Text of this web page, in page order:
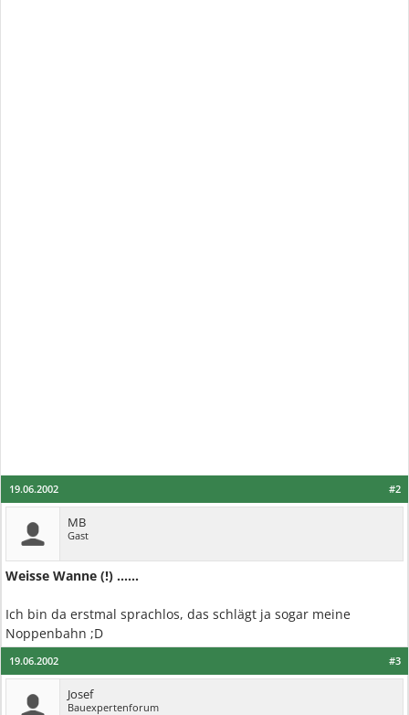
#2
19.06.2002
MB
Gast
Weisse Wanne (!) ......
Ich bin da erstmal sprachlos, das schlägt ja sogar meine
Noppenbahn ;D
#3
19.06.2002
Josef
Bauexpertenforum